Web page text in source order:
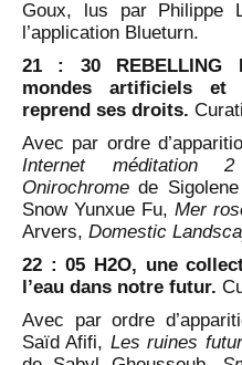
Goux, lus par Philippe
l’application Blueturn.
21 : 30 REBELLING
mondes artificiels
reprend ses droits.
Avec par ordre
Internet méditation 2
Onirochrome de
Snow Yunxue Fu, Mer
Arvers, Domestic
22 : 05 H2O, une
l’eau dans notre futur.
Avec par ordre
Saïd Afifi, Les ruines